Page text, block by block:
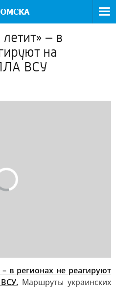
– в
на
ВСУ
в регионах не реагируют
Маршруты украинских